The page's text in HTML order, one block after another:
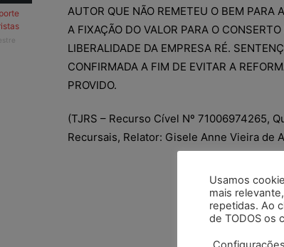
AUTOR QUE NÃO REMETEU O BEM PARA
A FIXAÇÃO DO VALOR PARA O
LIBERALIDADE DA EMPRESA RÉ.
CONFIRMADA A FIM DE EVITAR A
PROVIDO.
(TJRS – Recurso Cível Nº 71006974265,
Recursais, Relator: Gisele Anne Vieira de
Usamos
mais
repetidas. Ao
de TODOS os